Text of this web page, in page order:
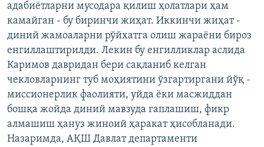
адабиётларни мусодара қилиш ҳолатлари ҳам
камайган - бу биринчи жиҳат. Иккинчи жиҳат -
диний жамоаларни рўйхатга олиш жараёни бироз
енгиллаштирилди. Лекин бу енгилликлар аслида
Каримов давридан бери сақланиб келган
чекловларнинг туб моҳиятини ўзгартиргани йўқ -
миссионерлик фаолияти, уйда ёки масжиддан
бошқа жойда диний мавзуда гаплашиш, фикр
алмашиш ҳануз жиноий ҳаракат ҳисобланади.
Назаримда, АҚШ Давлат департаменти